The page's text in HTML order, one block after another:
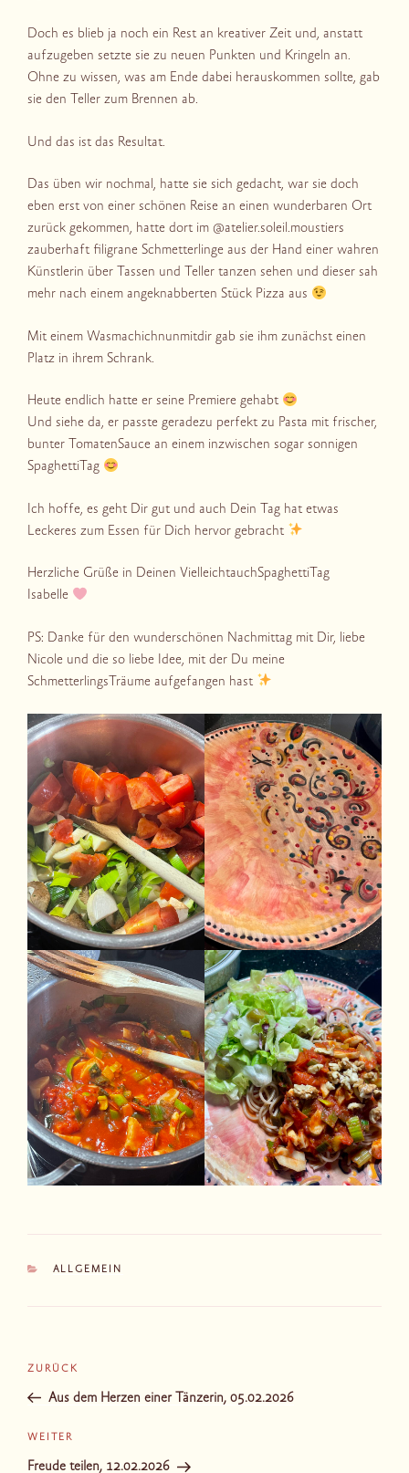
Doch es blieb ja noch ein Rest an kreativer Zeit und, anstatt
aufzugeben setzte sie zu neuen Punkten und Kringeln an.
Ohne zu wissen, was am Ende dabei herauskommen sollte, gab
sie den Teller zum Brennen ab.
Und das ist das Resultat.
Das üben wir nochmal, hatte sie sich gedacht, war sie doch
eben erst von einer schönen Reise an einen wunderbaren Ort
zurück gekommen, hatte dort im @atelier.soleil.moustiers
zauberhaft filigrane Schmetterlinge aus der Hand einer wahren
Künstlerin über Tassen und Teller tanzen sehen und dieser sah
mehr nach einem angeknabberten Stück Pizza aus
Mit einem Wasmachichnunmitdir gab sie ihm zunächst einen
Platz in ihrem Schrank.
Heute endlich hatte er seine Premiere gehabt
Und siehe da, er passte geradezu perfekt zu Pasta mit frischer,
bunter TomatenSauce an einem inzwischen sogar sonnigen
SpaghettiTag
Ich hoffe, es geht Dir gut und auch Dein Tag hat etwas
Leckeres zum Essen für Dich hervor gebracht
Herzliche Grüße in Deinen VielleichtauchSpaghettiTag
Isabelle
PS: Danke für den wunderschönen Nachmittag mit Dir, liebe
Nicole und die so liebe Idee, mit der Du meine
SchmetterlingsTräume aufgefangen hast
KATEGORIEN
ALLGEMEIN
Beitragsnavigation
Vorheriger
Beitrag
ZURÜCK
Aus dem Herzen einer Tänzerin, 05.02.2026
Nächster
Beitrag
WEITER
Freude teilen, 12.02.2026